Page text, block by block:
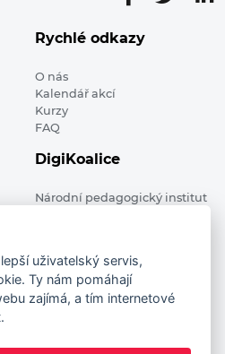
Rychlé odkazy
O nás
Kalendář akcí
Kurzy
FAQ
DigiKoalice
Národní pedagogický institut
All rights reserved
administrace
funding from the European
uživatelský servis,
Ty nám pomáhají
zajímá, a tím internetové